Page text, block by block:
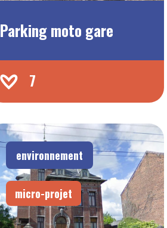
Parking moto gare
7
environnement
micro-projet